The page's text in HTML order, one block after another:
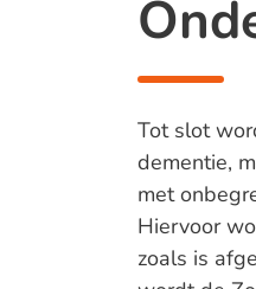
Tot slot
dementie,
met
Hiervoor
zoals is